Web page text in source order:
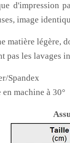
d'impression
image
matière légère,
pas les lavages
Spandex
machine à 30°